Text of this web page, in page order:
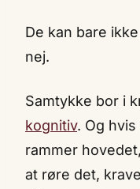
De kan bare
nej.
Samtykke bor i
kognitiv. Og
rammer
at røre det,